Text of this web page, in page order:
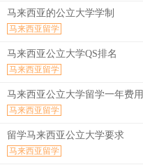
马来西亚的公立大学学制
马来西亚留学
马来西亚公立大学QS排名
马来西亚留学
马来西亚公立大学留学一年费用
马来西亚留学
留学马来西亚公立大学要求
马来西亚留学